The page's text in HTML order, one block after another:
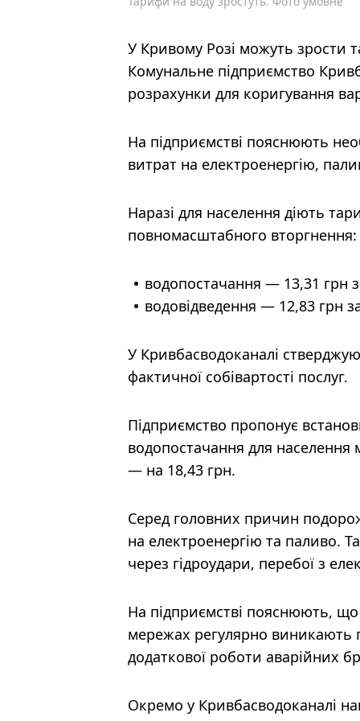
У Кривому Розі можуть зрости
Комунальне підприємство
розрахунки для коригування
На підприємстві пояснюють
витрат на електроенергію,
Наразі для населення діють
повномасштабного вторгнення:
водопостачання — 13,31 грн
водовідведення — 12,83 грн
У Кривбасводоканалі
фактичної собівартості послуг.
Підприємство пропонує
водопостачання для населення
— на 18,43 грн.
Серед головних причин
на електроенергію та паливо.
через гідроудари, перебої з
На підприємстві пояснюють, що
мережах регулярно виникають
додаткової роботи аварійних
Окремо у Кривбасводоканалі